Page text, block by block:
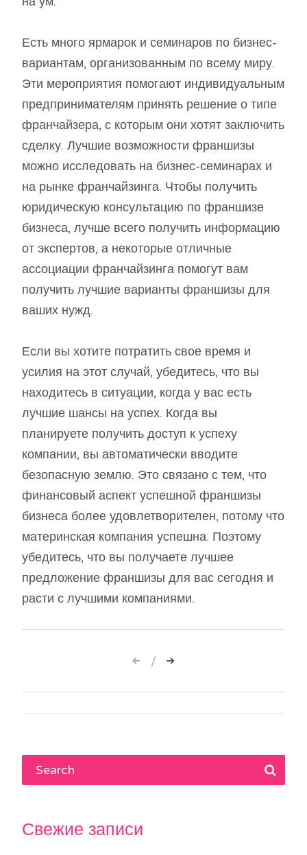
Есть много ярмарок и семинаров по бизнес-
вариантам, организованным по всему миру.
Эти мероприятия помогают индивидуальным
предпринимателям принять решение о типе
франчайзера, с которым они хотят заключить
сделку. Лучшие возможности франшизы
можно исследовать на бизнес-семинарах и
на рынке франчайзинга. Чтобы получить
юридическую консультацию по франшизе
бизнеса, лучше всего получить информацию
от экспертов, а некоторые отличные
ассоциации франчайзинга помогут вам
получить лучшие варианты франшизы для
ваших нужд.
Если вы хотите потратить свое время и
усилия на этот случай, убедитесь, что вы
находитесь в ситуации, когда у вас есть
лучшие шансы на успех. Когда вы
планируете получить доступ к успеху
компании, вы автоматически вводите
безопасную землю. Это связано с тем, что
финансовый аспект успешной франшизы
бизнеса более удовлетворителен, потому что
материнская компания успешна. Поэтому
убедитесь, что вы получаете лучшее
предложение франшизы для вас сегодня и
расти с лучшими компаниями.
Навигация
по
Свежие записи